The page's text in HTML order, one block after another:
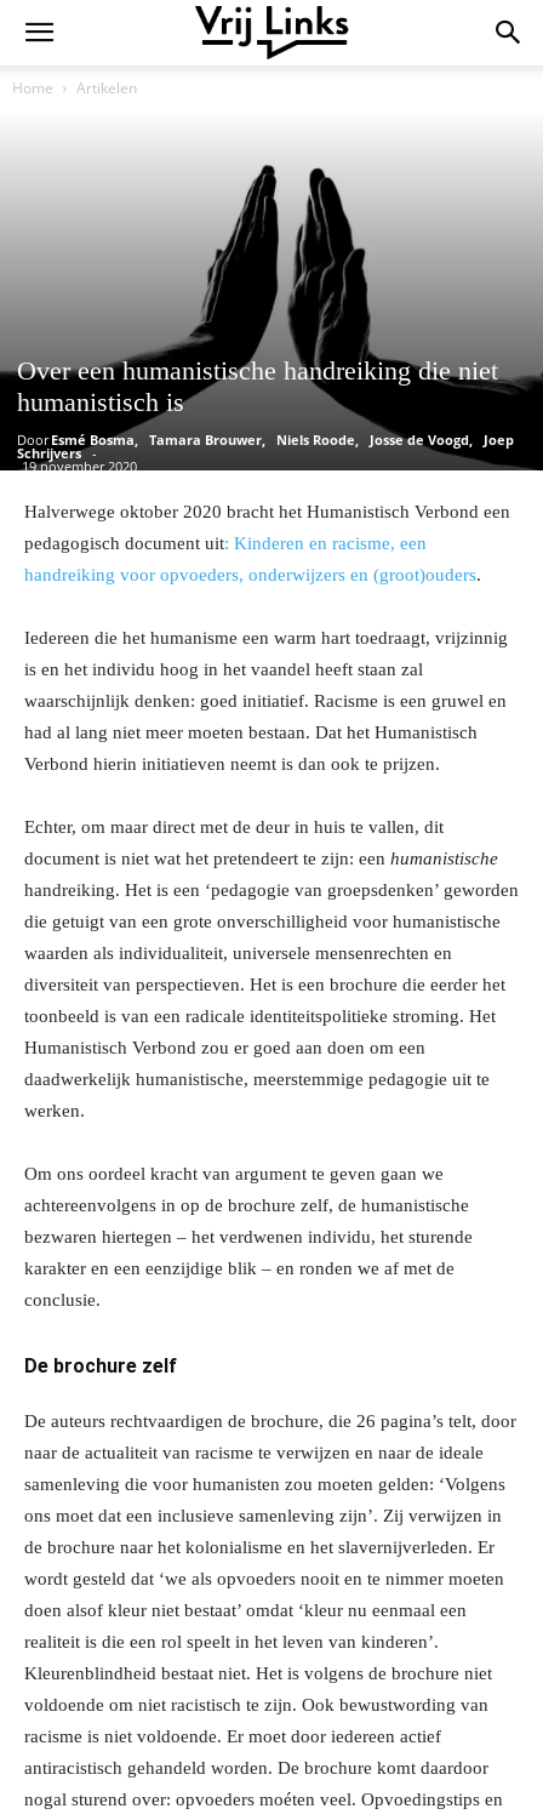
Home Artikelen
Over een humanistische handreiking die niet
humanistisch is
Door Esmé Bosma Tamara Brouwer Niels Roode Josse de Voogd Joep
Schrijvers -
19 november 2020
Halverwege oktober 2020 bracht het Humanistisch Verbond een
pedagogisch document uit: Kinderen en racisme, een
handreiking voor opvoeders, onderwijzers en (groot)ouders.
Iedereen die het humanisme een warm hart toedraagt, vrijzinnig
is en het individu hoog in het vaandel heeft staan zal
waarschijnlijk denken: goed initiatief. Racisme is een gruwel en
had al lang niet meer moeten bestaan. Dat het Humanistisch
Verbond hierin initiatieven neemt is dan ook te prijzen.
Echter, om maar direct met de deur in huis te vallen, dit
document is niet wat het pretendeert te zijn: een humanistische
handreiking. Het is een ‘pedagogie van groepsdenken’ geworden
die getuigt van een grote onverschilligheid voor humanistische
waarden als individualiteit, universele mensenrechten en
diversiteit van perspectieven. Het is een brochure die eerder het
toonbeeld is van een radicale identiteitspolitieke stroming. Het
Humanistisch Verbond zou er goed aan doen om een
daadwerkelijk humanistische, meerstemmige pedagogie uit te
werken.
Om ons oordeel kracht van argument te geven gaan we
achtereenvolgens in op de brochure zelf, de humanistische
bezwaren hiertegen – het verdwenen individu, het sturende
karakter en een eenzijdige blik – en ronden we af met de
conclusie.
De brochure zelf
De auteurs rechtvaardigen de brochure, die 26 pagina’s telt, door
naar de actualiteit van racisme te verwijzen en naar de ideale
samenleving die voor humanisten zou moeten gelden: ‘Volgens
ons moet dat een inclusieve samenleving zijn’. Zij verwijzen in
de brochure naar het kolonialisme en het slavernijverleden. Er
wordt gesteld dat ‘we als opvoeders nooit en te nimmer moeten
doen alsof kleur niet bestaat’ omdat ‘kleur nu eenmaal een
realiteit is die een rol speelt in het leven van kinderen’.
Kleurenblindheid bestaat niet. Het is volgens de brochure niet
voldoende om niet racistisch te zijn. Ook bewustwording van
racisme is niet voldoende. Er moet door iedereen actief
antiracistisch gehandeld worden. De brochure komt daardoor
nogal sturend over: opvoeders moéten veel. Opvoedingstips en